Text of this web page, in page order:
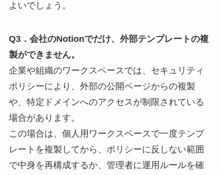
よいでしょう。
Q3．会社のNotionでだけ、外部テンプレートの複
製ができません。
企業や組織のワークスペースでは、セキュリティ
ポリシーにより、外部の公開ページからの複製
や、特定ドメインへのアクセスが制限されている
場合があります。
この場合は、個人用ワークスペースで一度テンプ
レートを複製してから、ポリシーに反しない範囲
で中身を再構成するか、管理者に運用ルールを確